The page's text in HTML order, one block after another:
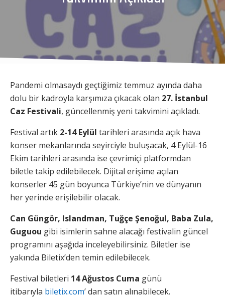
Pandemi olmasaydı geçtiğimiz temmuz ayında daha
dolu bir kadroyla karşımıza çıkacak olan 27. İstanbul
Caz Festivali, güncellenmiş yeni takvimini açıkladı.
Festival artık 2-14 Eylül tarihleri arasında açık hava
konser mekanlarında seyirciyle buluşacak, 4 Eylül-16
Ekim tarihleri arasında ise çevrimiçi platformdan
biletle takip edilebilecek. Dijital erişime açılan
konserler 45 gün boyunca Türkiye’nin ve dünyanın
her yerinde erişilebilir olacak.
Can Güngör, Islandman, Tuğçe Şenoğul, Baba Zula,
Guguou gibi isimlerin sahne alacağı festivalin güncel
programını aşağıda inceleyebilirsiniz. Biletler ise
yakında Biletix’den temin edilebilecek.
Festival biletleri 14 Ağustos Cuma günü
itibarıyla biletix.com’ dan satın alınabilecek.